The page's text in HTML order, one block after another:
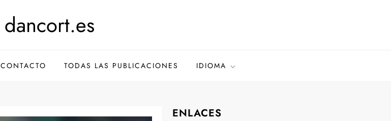
dancort.es
CONTACTO TODAS LAS PUBLICACIONES IDIOMA
ENLACES